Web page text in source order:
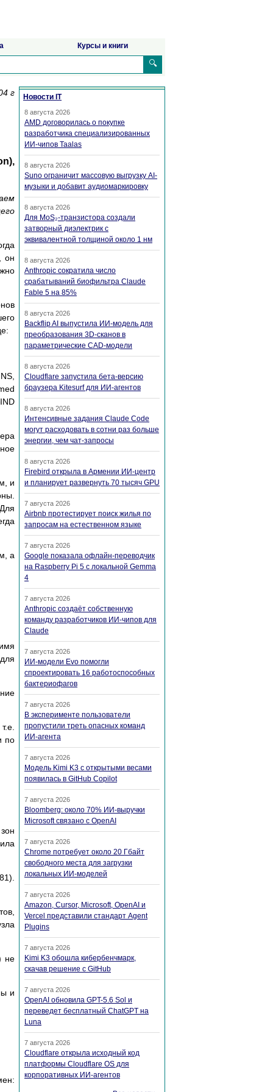
Курсы и книги
🔍
г
он
и
а
по
не
и
Новости IT
8 августа 2026
AMD договорилась о покупке
разработчика специализированных
ИИ-чипов Taalas
8 августа 2026
Suno ограничит массовую выгрузку AI-
музыки и добавит аудиомаркировку
8 августа 2026
Для MoS₂-транзистора создали
затворный диэлектрик с
эквивалентной толщиной около 1 нм
8 августа 2026
Anthropic сократила число
срабатываний биофильтра Claude
Fable 5 на 85%
8 августа 2026
Backflip AI выпустила ИИ-модель для
преобразования 3D-сканов в
параметрические CAD-модели
8 августа 2026
Cloudflare запустила бета-версию
браузера Kitesurf для ИИ-агентов
8 августа 2026
Интенсивные задания Claude Code
могут расходовать в сотни раз больше
энергии, чем чат-запросы
8 августа 2026
Firebird открыла в Армении ИИ-центр
и планирует развернуть 70 тысяч GPU
7 августа 2026
Airbnb протестирует поиск жилья по
запросам на естественном языке
7 августа 2026
Google показала офлайн-переводчик
на Raspberry Pi 5 с локальной Gemma
4
7 августа 2026
Anthropic создаёт собственную
команду разработчиков ИИ-чипов для
Claude
7 августа 2026
ИИ-модели Evo помогли
спроектировать 16 работоспособных
бактериофагов
7 августа 2026
В эксперименте пользователи
пропустили треть опасных команд
ИИ-агента
7 августа 2026
Модель Kimi K3 с открытыми весами
появилась в GitHub Copilot
7 августа 2026
Bloomberg: около 70% ИИ-выручки
Microsoft связано с OpenAI
7 августа 2026
Chrome потребует около 20 Гбайт
свободного места для загрузки
локальных ИИ-моделей
7 августа 2026
Amazon, Cursor, Microsoft, OpenAI и
Vercel представили стандарт Agent
Plugins
7 августа 2026
Kimi K3 обошла кибербенчмарк,
скачав решение с GitHub
7 августа 2026
OpenAI обновила GPT-5.6 Sol и
переведет бесплатный ChatGPT на
Luna
7 августа 2026
Cloudflare открыла исходный код
платформы Cloudflare OS для
корпоративных ИИ-агентов